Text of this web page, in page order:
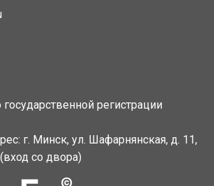
регистрации
г. Минск, ул. Шафарнянская, д. 11,
со двора)